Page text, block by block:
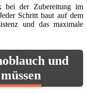
bei der Zubereitung im
Schritt baut auf dem
und das maximale
und